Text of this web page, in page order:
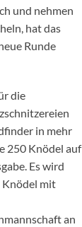
und nehmen
hat das
Runde
die
in mehr
250 Knödel auf
Es wird
Knödel mit
an